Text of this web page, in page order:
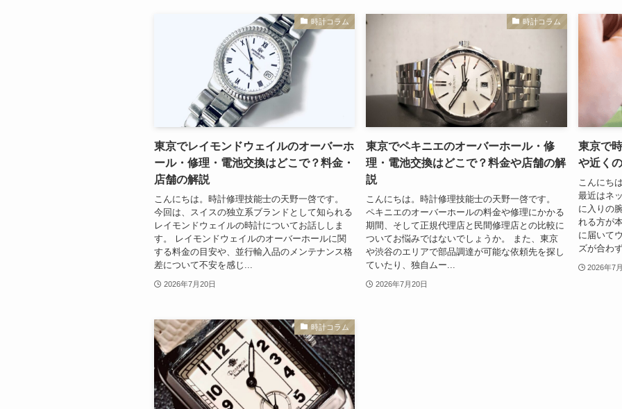
時計コラム
東京でレイモンドウェイルのオーバーホ
ール・修理・電池交換はどこで？料金・
店舗の解説
こんにちは。時計修理技能士の天野一啓です。
今回は、スイスの独立系ブランドとして知られる
レイモンドウェイルの時計についてお話ししま
す。 レイモンドウェイルのオーバーホールに関
する料金の目安や、並行輸入品のメンテナンス格
差について不安を感じ...
2026年7月20日
時計コラム
東京でペキニエのオーバーホール・修
理・電池交換はどこで？料金や店舗の解
説
こんにちは。時計修理技能士の天野一啓です。
ペキニエのオーバーホールの料金や修理にかかる
期間、そして正規代理店と民間修理店との比較に
ついてお悩みではないでしょうか。 また、東京
や渋谷のエリアで部品調達が可能な依頼先を探し
ていたり、独自ムー...
2026年7月20日
東京で
や近く
こんにち
最近はネ
に入りの
れる方が
に届いて
ズが合わ
2026年7
時計コラム